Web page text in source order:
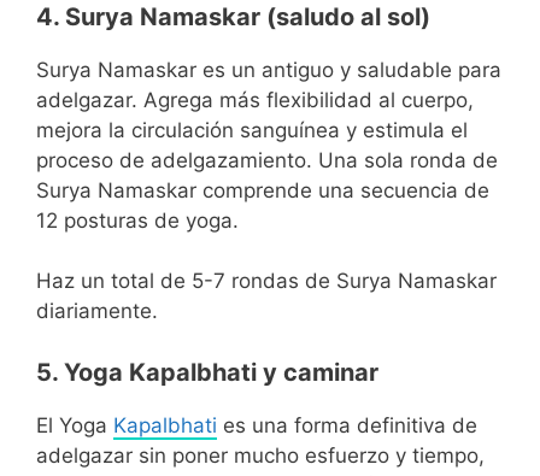
4. Surya Namaskar (saludo al sol)
Surya Namaskar es un antiguo y saludable para
adelgazar. Agrega más flexibilidad al cuerpo,
mejora la circulación sanguínea y estimula el
proceso de adelgazamiento. Una sola ronda de
Surya Namaskar comprende una secuencia de
12 posturas de yoga.
Haz un total de 5-7 rondas de Surya Namaskar
diariamente.
5. Yoga Kapalbhati y caminar
El Yoga Kapalbhati es una forma definitiva de
adelgazar sin poner mucho esfuerzo y tiempo,